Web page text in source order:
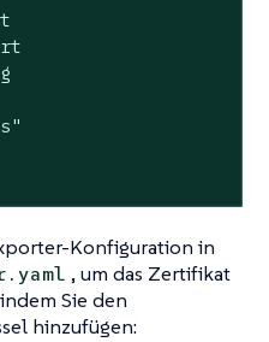
Konfiguration in
, um das Zertifikat
Sie den
hinzufügen: